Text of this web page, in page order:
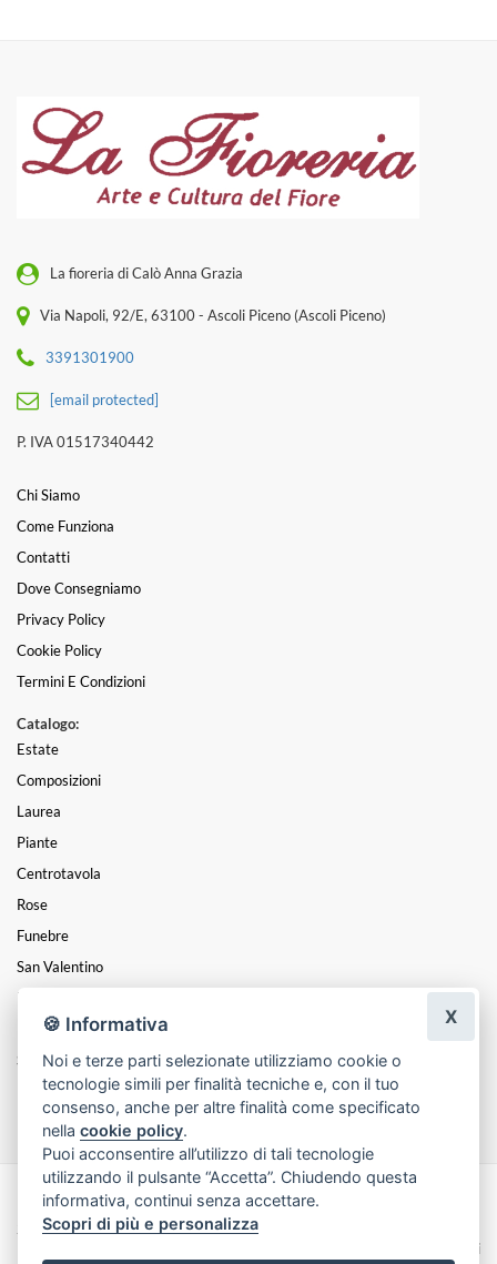
La fioreria di Calò Anna Grazia
Via Napoli, 92/E, 63100 - Ascoli Piceno (Ascoli Piceno)
3391301900
[email protected]
P. IVA 01517340442
Chi Siamo
Come Funziona
Contatti
Dove Consegniamo
Privacy Policy
Cookie Policy
Termini E Condizioni
Catalogo:
Estate
Composizioni
Laurea
Piante
Centrotavola
Rose
Funebre
San Valentino
Festa Della Donna
Festa Del Papà
Santa Pasqua
Festa Della Mamma
Made with byInfoser.it- Realizzazione Siti ecommerce per Fioristi
2026
Termini e Condizioni
🍪 Informativa
Noi e terze parti selezionate utilizziamo cookie o
tecnologie simili per finalità tecniche e, con il tuo
consenso, anche per altre finalità come specificato
nellacookie policy.
Puoi acconsentire all’utilizzo di tali tecnologie
utilizzando il pulsante “Accetta”. Chiudendo questa
informativa, continui senza accettare.
Scopri di più e personalizza
X